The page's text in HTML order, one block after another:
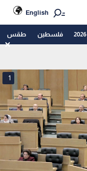
English
فلسطين طقس
1